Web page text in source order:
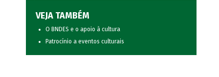
VEJA TAMBÉM
O BNDES e o apoio à cultura
Patrocínio a eventos culturais